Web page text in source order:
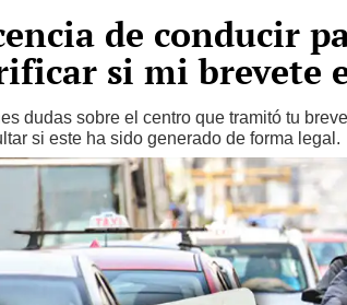
de conducir
si mi brevete
dudas sobre el centro que tramitó tu
si este ha sido generado de forma legal.